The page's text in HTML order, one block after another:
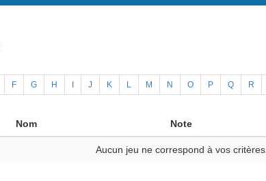
F G H J K L M N O P Q R
Nom Note
Aucun jeu ne correspond à vos critères.